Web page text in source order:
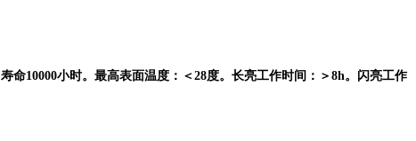
寿命10000小时。最高表面温度：＜ 28度。长亮工作时间：＞ 8h。闪亮工作